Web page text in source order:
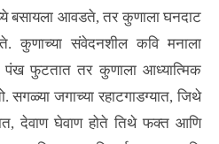
बसायला आवडते, तर कुणाला घनदाट
कुणाच्या संवेदनशील कवि मनाला
पंख फुटतात तर कुणाला आध्यात्मिक
सगळ्या जगाच्या रहाटगाडग्यात, जिथे
देवाण घेवाण होते तिथे फक्त आणि